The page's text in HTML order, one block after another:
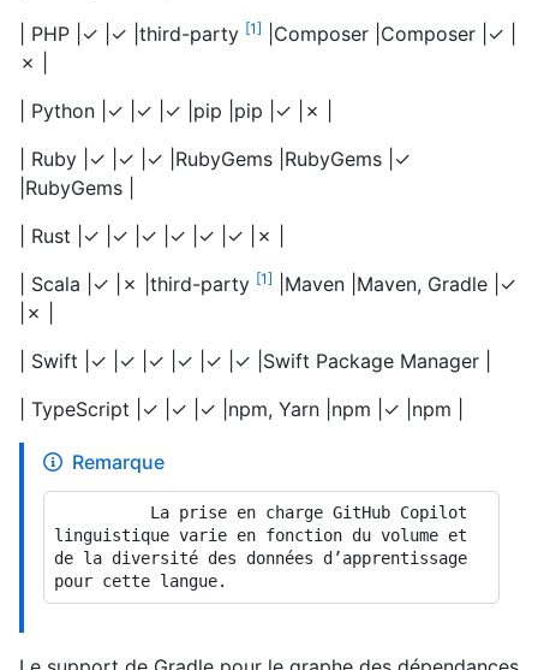
| PHP |✓ |✓ |third-party 1
|Composer |Composer |✓ |
✗ |
| Python |✓ |✓ |✓ |pip |pip |✓ |✗ |
| Ruby |✓ |✓ |✓ |RubyGems |RubyGems |✓
|RubyGems |
| Rust |✓ |✓ |✓ |✓ |✓ |✓ |✗ |
| Scala |✓ |✗ |third-party 1
|Maven |Maven, Gradle |✓
|✗ |
| Swift |✓ |✓ |✓ |✓ |✓ |✓ |Swift Package Manager |
| TypeScript |✓ |✓ |✓ |npm, Yarn |npm |✓ |npm |
Remarque
linguistique varie en fonction du volume et
de la diversité des données d’apprentissage